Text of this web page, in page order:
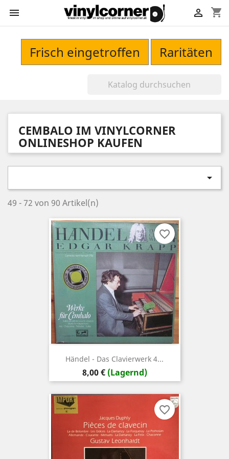
 shopping_cart

Frisch eingetroffen Raritäten
CEMBALO IM VINYLCORNER
ONLINESHOP KAUFEN

49 - 72 von 90 Artikel(n)
Händel - Das Clavierwerk 4...
Preis
8,00 € (Lagernd)
favorite_border
favorite_border